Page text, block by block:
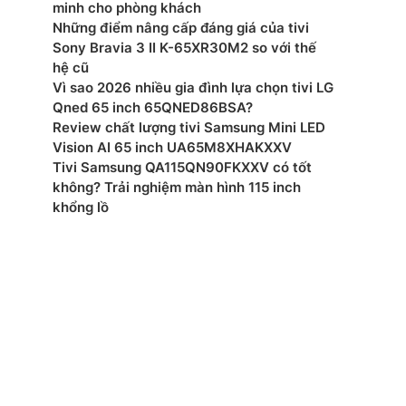
AC220-240 V~ 50/60 Hz
đóng gói: – mm
đóng gói: – kg
tivi có chân đế: – mm
tivi có chân đế: – kg
minh cho phòng khách
Những điểm nâng cấp đáng giá của tivi
Sony Bravia 3 II K-65XR30M2 so với thế
hệ cũ
Vì sao 2026 nhiều gia đình lựa chọn tivi LG
Qned 65 inch 65QNED86BSA?
Review chất lượng tivi Samsung Mini LED
Vision AI 65 inch UA65M8XHAKXXV
Tivi Samsung QA115QN90FKXXV có tốt
không? Trải nghiệm màn hình 115 inch
khổng lồ